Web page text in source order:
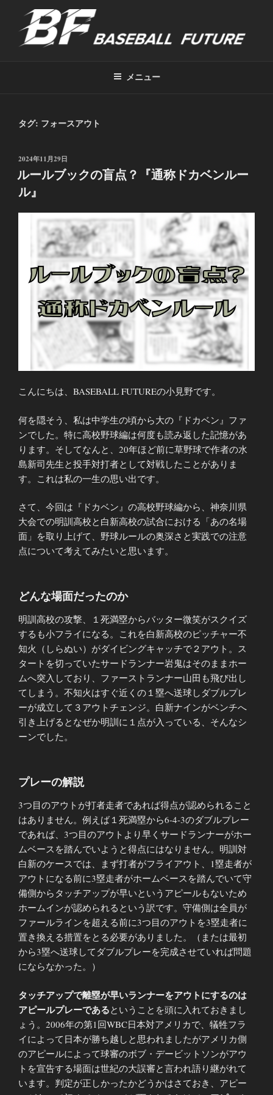
メニュー
タグ: フォースアウト
投
稿
日:
2024年11月29日
ルールブックの盲点？『通称ドカベンルー
ル』
こんにちは、BASEBALL FUTUREの小見野です。
何を隠そう、私は中学生の頃から大の『ドカベン』ファ
ンでした。特に高校野球編は何度も読み返した記憶があ
ります。そしてなんと、20年ほど前に草野球で作者の水
島新司先生と投手対打者として対戦したことがありま
す。これは私の一生の思い出です。
さて、今回は『ドカベン』の高校野球編から、神奈川県
大会での明訓高校と白新高校の試合における「あの名場
面」を取り上げて、野球ルールの奥深さと実践での注意
点について考えてみたいと思います。
どんな場面だったのか
明訓高校の攻撃、１死満塁からバッター微笑がスクイズ
するも小フライになる。これを白新高校のピッチャー不
知火（しらぬい）がダイビングキャッチで２アウト。ス
タートを切っていたサードランナー岩鬼はそのままホー
ムへ突入しており、ファーストランナー山田も飛び出し
てしまう。不知火はすぐ近くの１塁へ送球しダブルプレ
ーが成立して３アウトチェンジ。白新ナインがベンチへ
引き上げるとなぜか明訓に１点が入っている、そんなシ
ーンでした。
プレーの解説
3つ目のアウトが打者走者であれば得点が認められること
はありません。例えば１死満塁から6-4-3のダブルプレー
であれば、3つ目のアウトより早くサードランナーがホー
ムベースを踏んでいようと得点にはなりません。明訓対
白新のケースでは、まず打者がフライアウト、1塁走者が
アウトになる前に3塁走者がホームベースを踏んでいて守
備側からタッチアップが早いというアピールもないため
ホームインが認められるという訳です。守備側は全員が
ファールラインを超える前に3つ目のアウトを3塁走者に
置き換える措置をとる必要がありました。（または最初
から3塁へ送球してダブルプレーを完成させていれば問題
にならなかった。）
タッチアップで離塁が早いランナーをアウトにするのは
アピールプレーであるということを頭に入れておきまし
ょう。2006年の第1回WBC日本対アメリカで、犠牲フラ
イによって日本が勝ち越しと思われましたがアメリカ側
のアピールによって球審のボブ・デービットソンがアウ
トを宣告する場面は世紀の大誤審と言われ語り継がれて
います。判定が正しかったかどうかはさておき、アピー